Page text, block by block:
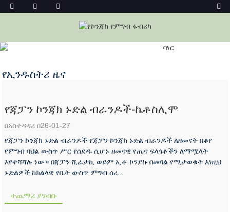
የኢንዱስትሪ ዜና
የኢንዱስትሪ ዜና
የጃፓን ኮንጃክ ኑድል ብራንዶች-ኬቶስሊሞ
በአስተዳዳሪ በ26-01-27
የጃፓን ኮንጃክ ኑድል ብራንዶች የጃፓን ኮንጃክ ኑድል ብራንዶች ለዘመናት በቆየ
የምግብ ባህል ውስጥ ሥር የሰደዱ ሲሆኑ ዘመናዊ የጤና ፍላጎቶችን ለማሟላት
እየተሻሻሉ ነው። በጃፓን ሺራታኪ ወይም ኢቶ ኮንያኩ በመባል የሚታወቁት እነዚህ
ኑድልዎች ከክልላዊ የቤት ውስጥ ምግብ ሰሪ...
ተጨማሪ ያንብቡ